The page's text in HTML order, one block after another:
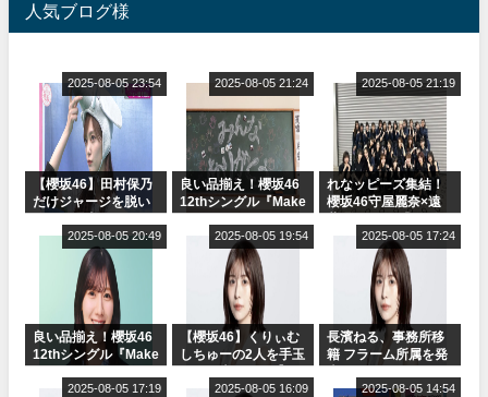
人気ブログ様
【櫻坂46】田村保乃
だけジャージを脱い
2025-08-05 23:54
良い品揃え！櫻坂46
12thシングル『Make
ャルグッズ絶賛販売
2025-08-05 21:24
れなッピーズ集結！
櫻坂46守屋麗奈×遠
ット！」水曜スタジ
オ出演決定
2025-08-05 21:19
良い品揃え！櫻坂46
12thシングル『Make
ャルグッズ絶賛販売
2025-08-05 20:49
【櫻坂46】くりぃむ
しちゅーの2人を手玉
りぃむナンタラ】
2025-08-05 19:54
長濱ねる、事務所移
籍 フラーム所属を発
2025-08-05 17:24
2025-08-05 17:19 2025-08-05 16:09 2025-08-05 14:54